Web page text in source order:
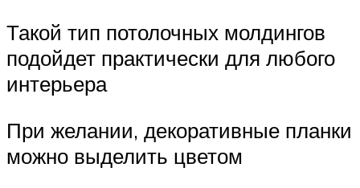
Такой тип потолочных молдингов
подойдет практически для любого
интерьера
При желании, декоративные планки
можно выделить цветом